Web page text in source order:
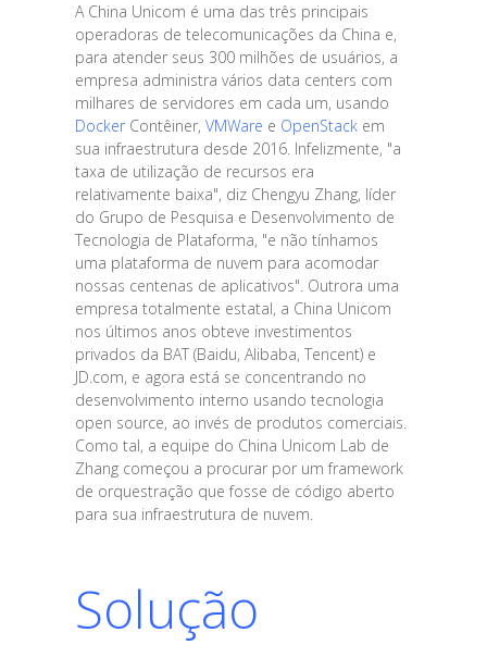
A China Unicom é uma das três principais
operadoras de telecomunicações da China e,
para atender seus 300 milhões de usuários, a
empresa administra vários data centers com
milhares de servidores em cada um, usando
DockerContêiner, VMWare e OpenStackem
sua infraestrutura desde 2016. Infelizmente, "a
taxa de utilização de recursos era
relativamente baixa", diz Chengyu Zhang, líder
do Grupo de Pesquisa e Desenvolvimento de
Tecnologia de Plataforma, "e não tínhamos
uma plataforma de nuvem para acomodar
nossas centenas de aplicativos". Outrora uma
empresa totalmente estatal, a China Unicom
nos últimos anos obteve investimentos
privados da BAT (Baidu, Alibaba, Tencent) e
JD.com, e agora está se concentrando no
desenvolvimento interno usando tecnologia
open source, ao invés de produtos comerciais.
Como tal, a equipe do China Unicom Lab de
Zhang começou a procurar por um framework
de orquestração que fosse de código aberto
para sua infraestrutura de nuvem.
Solução